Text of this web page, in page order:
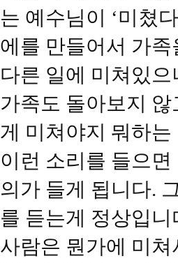
는 예수님이 ‘미쳤
에를 만들어서 가
다른 일에 미쳐있
가족도 돌아보지
게 미쳐야지 뭐하
이런 소리를 들으
의가 들게 됩니다.
를 듣는게 정상입
사람은 뭔가에 미